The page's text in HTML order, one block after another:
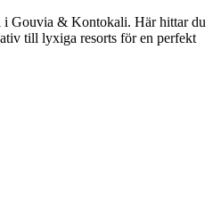
i Gouvia & Kontokali. Här hittar du
till lyxiga resorts för en perfekt